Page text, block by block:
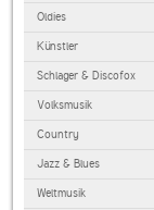
Oldies
Künstler
Schlager & Discofox
Volksmusik
Country
Jazz & Blues
Weltmusik